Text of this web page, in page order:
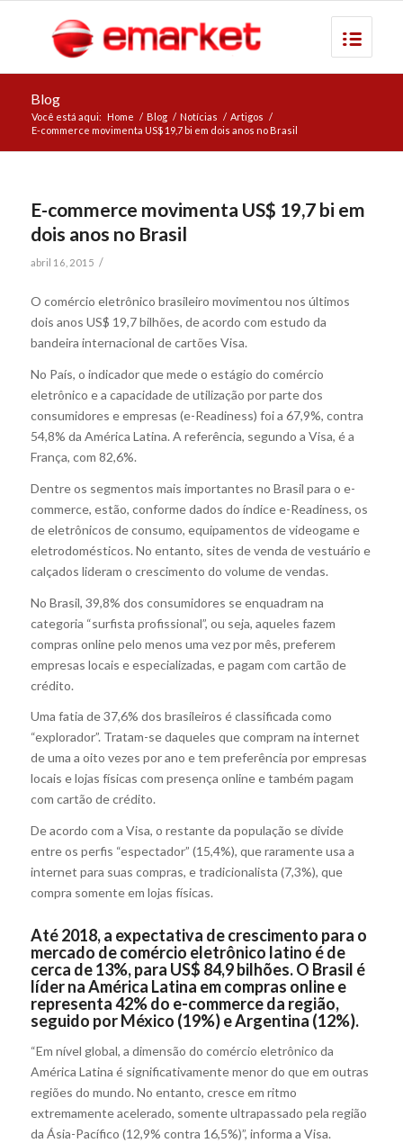
Blog
Você está aqui: Home / Blog / Notícias / Artigos /
E-commerce movimenta US$ 19,7 bi em dois anos no Brasil
E-commerce movimenta US$ 19,7 bi em
dois anos no Brasil
abril 16, 2015 /
O comércio eletrônico brasileiro movimentou nos últimos
dois anos US$ 19,7 bilhões, de acordo com estudo da
bandeira internacional de cartões Visa.
No País, o indicador que mede o estágio do comércio
eletrônico e a capacidade de utilização por parte dos
consumidores e empresas (e-Readiness) foi a 67,9%, contra
54,8% da América Latina. A referência, segundo a Visa, é a
França, com 82,6%.
Dentre os segmentos mais importantes no Brasil para o e-
commerce, estão, conforme dados do índice e-Readiness, os
de eletrônicos de consumo, equipamentos de videogame e
eletrodomésticos. No entanto, sites de venda de vestuário e
calçados lideram o crescimento do volume de vendas.
No Brasil, 39,8% dos consumidores se enquadram na
categoria “surfista profissional”, ou seja, aqueles fazem
compras online pelo menos uma vez por mês, preferem
empresas locais e especializadas, e pagam com cartão de
crédito.
Uma fatia de 37,6% dos brasileiros é classificada como
“explorador”. Tratam-se daqueles que compram na internet
de uma a oito vezes por ano e tem preferência por empresas
locais e lojas físicas com presença online e também pagam
com cartão de crédito.
De acordo com a Visa, o restante da população se divide
entre os perfis “espectador” (15,4%), que raramente usa a
internet para suas compras, e tradicionalista (7,3%), que
compra somente em lojas físicas.
Até 2018, a expectativa de crescimento para o
mercado de comércio eletrônico latino é de
cerca de 13%, para US$ 84,9 bilhões. O Brasil é
líder na América Latina em compras online e
representa 42% do e-commerce da região,
seguido por México (19%) e Argentina (12%).
“Em nível global, a dimensão do comércio eletrônico da
América Latina é significativamente menor do que em outras
regiões do mundo. No entanto, cresce em ritmo
extremamente acelerado, somente ultrapassado pela região
da Ásia-Pacífico (12,9% contra 16,5%)”, informa a Visa.